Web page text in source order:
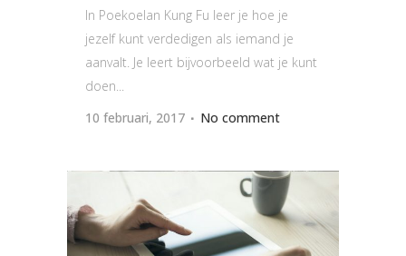
In Poekoelan Kung Fu leer je hoe je
jezelf kunt verdedigen als iemand je
aanvalt. Je leert bijvoorbeeld wat je kunt
doen...
10 februari, 2017
No comment